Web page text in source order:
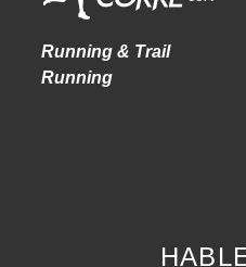
Running & Trail
Running